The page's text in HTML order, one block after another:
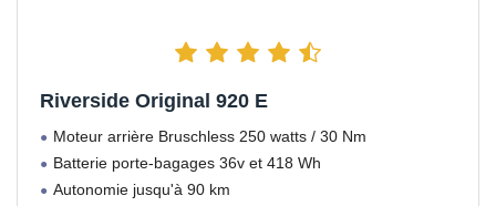
Riverside Original 920 E
Moteur arrière Bruschless 250 watts / 30 Nm
Batterie porte-bagages 36v et 418 Wh
Autonomie jusqu'à 90 km